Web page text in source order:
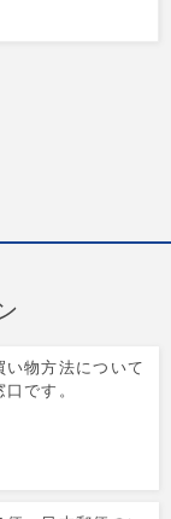
。
物方法について
です。